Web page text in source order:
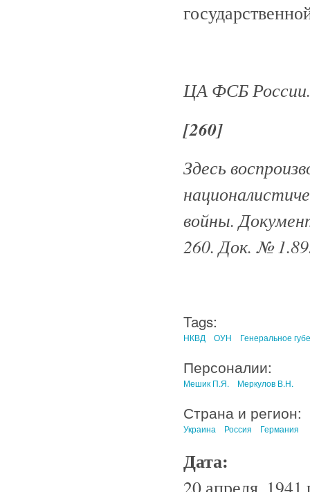
ЦА ФСБ России.
[260]
Здесь
войны.
260. Док. №
Tags:
НКВД ОУН Генеральное
Персоналии:
Мешик П.Я. Меркулов В.Н.
Страна и регион:
Украина Россия Германия
Дата: